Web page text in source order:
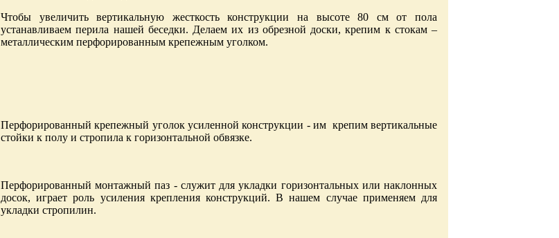
Чтобы увеличить вертикальную жесткость конструкции на высоте 80 см от пола
устанавливаем перила нашей беседки. Делаем их из обрезной доски, крепим к стокам –
металлическим перфорированным крепежным уголком.
Перфорированный крепежный уголок усиленной конструкции - им крепим вертикальные
стойки к полу и стропила к горизонтальной обвязке.
Перфорированный монтажный паз - служит для укладки горизонтальных или наклонных
досок, играет роль усиления крепления конструкций. В нашем случае применяем для
укладки стропилин.